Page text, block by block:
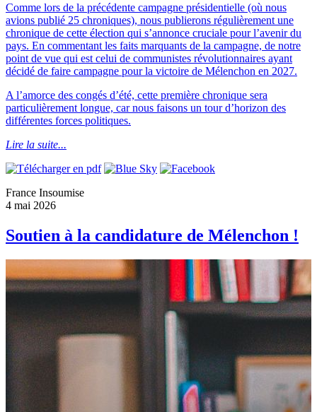
Comme lors de la précédente campagne présidentielle (où nous
avions publié 25 chroniques), nous publierons régulièrement une
chronique de cette élection qui s’annonce cruciale pour l’avenir du
pays. En commentant les faits marquants de la campagne, de notre
point de vue qui est celui de communistes révolutionnaires ayant
décidé de faire campagne pour la victoire de Mélenchon en 2027.
A l’amorce des congés d’été, cette première chronique sera
particulièrement longue, car nous faisons un tour d’horizon des
différentes forces politiques.
Lire la suite...
France Insoumise
4 mai 2026
Soutien à la candidature de Mélenchon !